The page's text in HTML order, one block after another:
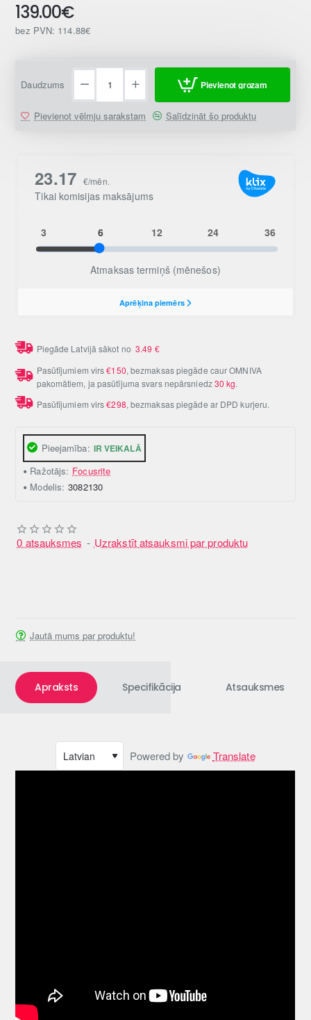
Pieejamība: IR VEIKALĀ
Ražotājs: Focusrite
Modelis: 3082130
0 atsauksmes - Uzrakstīt atsauksmi par produktu
139.00€
bez PVN: 114.88€
Daudzums Pievienot grozam
Pievienot vēlmju sarakstam Salīdzināt šo produktu
Piegāde Latvijā sākot no3.49 €
Pasūtījumiem virs€150, bezmaksas piegāde caur OMNIVA
pakomātiem, ja pasūtījuma svars nepārsniedz30 kg.
Pasūtījumiem virs€298, bezmaksas piegāde ar DPD kurjeru.
Jautā mums par produktu!
Apraksts Specifikācija Atsauksmes
Powered by Translate